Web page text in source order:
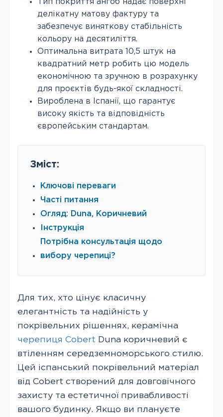
Тип покриття ангоб надає поверхні
делікатну матову фактуру та
забезпечує виняткову стабільність
кольору на десятиліття.
Оптимальна витрата 10,5 штук на
квадратний метр робить цю модель
економічною та зручною в розрахунку
для проєктів будь-якої складності.
Вироблена в Іспанії, що гарантує
високу якість та відповідність
європейським стандартам.
Зміст:
Ключові переваги
Часті питання
Огляд: Duna, Коричневий
Інструкція
Потрібна консультація щодо
вибору черепиці?
Для тих, хто цінує класичну
елегантність та надійність у
покрівельних рішеннях, керамічна
черепиця Cobert Duna коричневий є
втіленням середземноморського стилю.
Цей іспанський покрівельний матеріал
від Cobert створений для довговічного
захисту та естетичної привабливості
вашого будинку. Якщо ви плануєте